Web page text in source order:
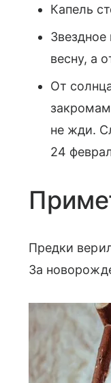
Капель
весну, а
От
не жди.
24
Предки
За